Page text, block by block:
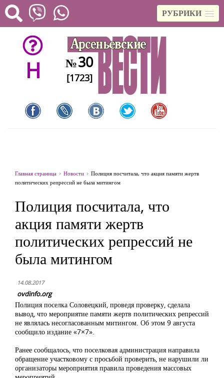
РУБРИКИ
H №30
[1723]
Главная страница Новости
Полиция посчитала, что акция памяти жертв
политических репрессий не была митингом
Полиция посчитала, что
акция памяти жертв
политических репрессий не
была митингом
14.08.2017
ovdinfo.org
Полиция поселка Соловецкий, проведя проверку, сделала
вывод, что мероприятие памяти жертв политических репрессий
не являлась несогласованным митингом. Об этом 9 августа
сообщило издание «7×7».
Ранее сообщалось, что поселковая администрация направила
обращение участковому с просьбой проверить, не нарушили ли
организаторы мероприятия правила проведения массовых